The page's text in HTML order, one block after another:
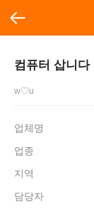
컴퓨터 삽니다
w♡u
업체명
업종
지역
담당자